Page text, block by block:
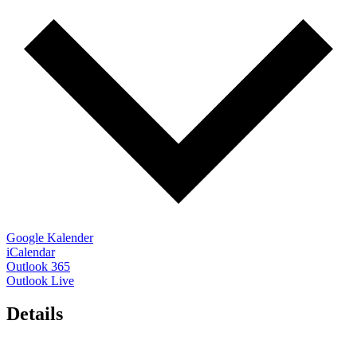
Google Kalender
iCalendar
Outlook 365
Outlook Live
Details